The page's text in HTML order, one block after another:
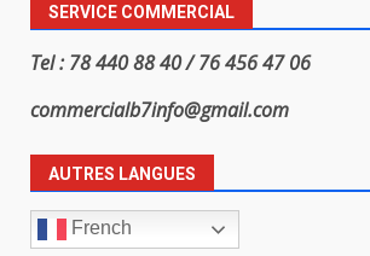
SERVICE COMMERCIAL
Tel : 78 440 88 40 / 76 456 47 06
commercialb7info@gmail.com
AUTRES LANGUES
French